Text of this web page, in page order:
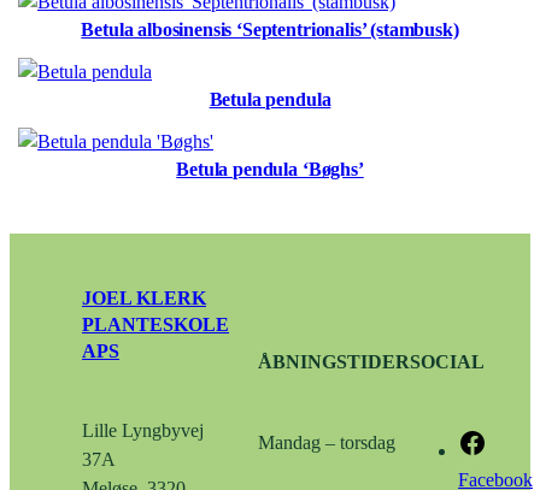
Betula albosinensis ‘Septentrionalis’ (stambusk)
Betula pendula
Betula pendula ‘Bøghs’
JOEL KLERK
PLANTESKOLE
APS
Lille Lyngbyvej
37A
ÅBNINGSTIDER
Mandag – torsdag
SOCIAL
Facebook